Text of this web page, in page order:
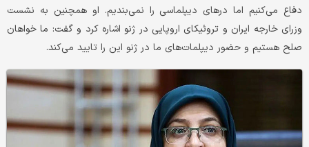
دفاع می‌‌‌کنیم اما درهای دیپلماسی را نمی‌‌‌بندیم. او همچنین به نشست
وزرای خارجه ایران و تروئیکای اروپایی در ژنو اشاره کرد و گفت: ما خواهان
صلح هستیم و حضور دیپلمات‌‌‌های ما در ژنو این را تایید می‌کند.